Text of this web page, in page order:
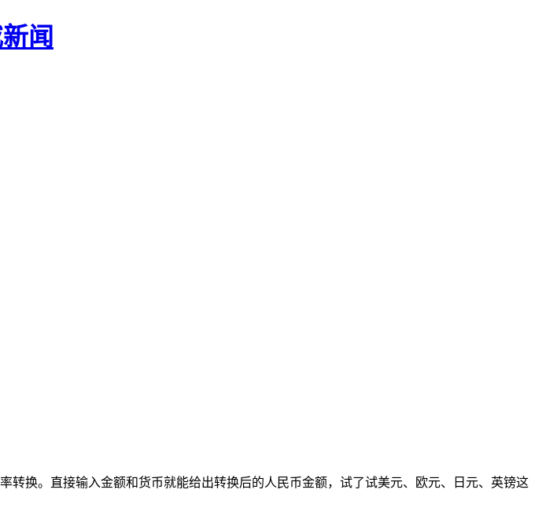
闻
转换。直接输入金额和货币就能给出转换后的人民币金额，试了试美元、欧元、日元、英镑这